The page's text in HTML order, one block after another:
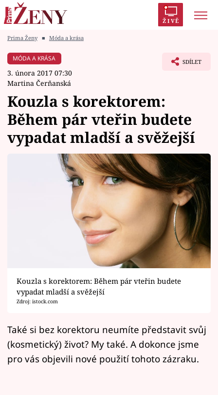
ŽIVĚ
Módní alarm
Témata
Celebrity
Sledujte prima+
Filmový festival Karlovy Vary
Pořady
Přihlášení
Prima Ženy ■ Móda a krása
MÓDA A KRÁSA
3. února 2017 07:30
Martina Čerňanská
SDÍLET
Kouzla s korektorem:
Během pár vteřin budete
vypadat mladší a svěžejší
Kouzla s korektorem: Během pár vteřin budete
vypadat mladší a svěžejší
Zdroj: istock.com
Také si bez korektoru neumíte představit svůj
(kosmetický) život? My také. A dokonce jsme
pro vás objevili nové použití tohoto zázraku.